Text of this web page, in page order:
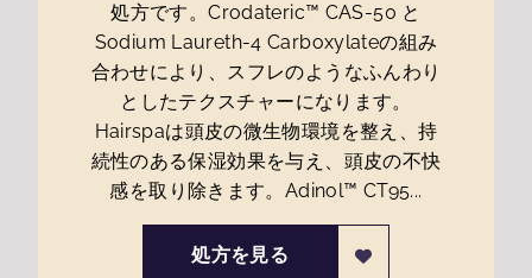
処方です。Crodateric™ CAS-50 と
Sodium Laureth-4 Carboxylateの組み
合わせにより、スフレのようなふんわり
としたテクスチャーになります。
Hairspaは頭皮の微生物環境を整え、持
続性のある保湿効果を与え、頭皮の不快
感を取り除きます。Adinol™ CT95...
処方を見る